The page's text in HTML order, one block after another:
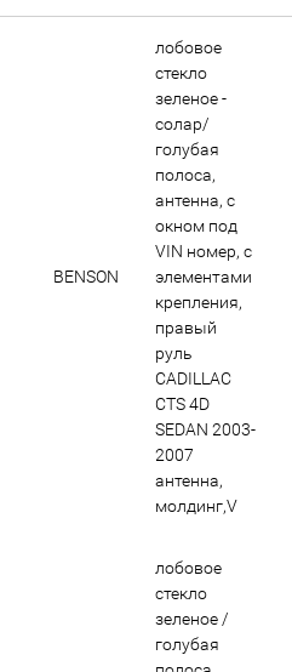
BENSON
лобовое
стекло
зеленое -
солар/
голубая
полоса,
антенна, с
окном под
VIN номер, с
элементами
крепления,
правый
руль
CADILLAC
CTS 4D
SEDAN 2003-
2007
антенна,
молдинг,V
лобовое
стекло
зеленое /
голубая